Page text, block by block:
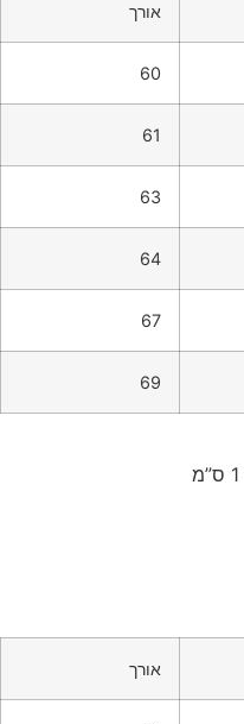
אורך
60
61
63
64
67
69
אורך